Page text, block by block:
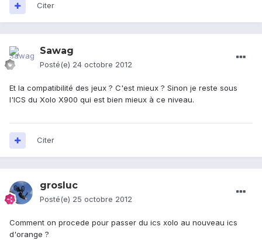
Citer
Sawag
Posté(e) 24 octobre 2012
Et la compatibilité des jeux ? C'est mieux ? Sinon je reste sous
l'ICS du Xolo X900 qui est bien mieux à ce niveau.
Citer
grosluc
Posté(e) 25 octobre 2012
Comment on procede pour passer du ics xolo au nouveau ics
d'orange ?